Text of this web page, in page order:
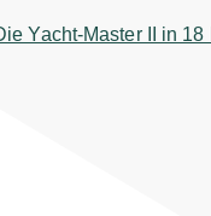
Yacht-Master II in 18